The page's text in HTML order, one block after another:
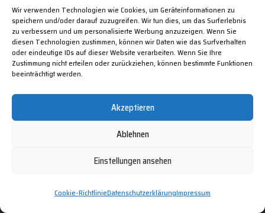
Wir verwenden Technologien wie Cookies, um Geräteinformationen zu
speichern und/oder darauf zuzugreifen. Wir tun dies, um das Surferlebnis
zu verbessern und um personalisierte Werbung anzuzeigen. Wenn Sie
diesen Technologien zustimmen, können wir Daten wie das Surfverhalten
oder eindeutige IDs auf dieser Website verarbeiten. Wenn Sie Ihre
Zustimmung nicht erteilen oder zurückziehen, können bestimmte Funktionen
beeinträchtigt werden.
Akzeptieren
Ablehnen
Einstellungen ansehen
Cookie-RichtlinieDatenschutzerklärungImpressum
Startseite
Über Uns
Finanzierung
Referenzen
Jobs